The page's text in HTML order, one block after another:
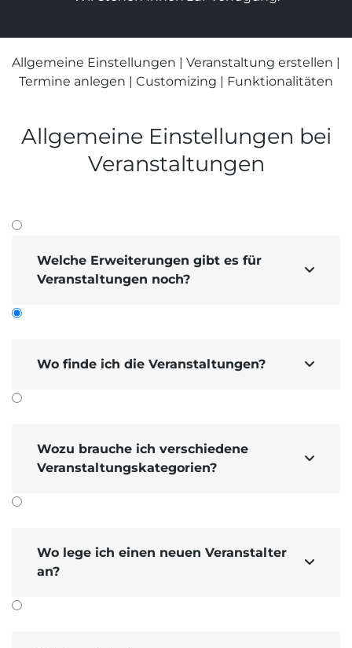
Allgemeine Einstellungen | Veranstaltung erstellen |
Termine anlegen | Customizing | Funktionalitäten
Allgemeine Einstellungen bei
Veranstaltungen
Welche Erweiterungen gibt es für
Veranstaltungen noch?

Wo finde ich die Veranstaltungen? 
Wozu brauche ich verschiedene
Veranstaltungskategorien?

Wo lege ich einen neuen Veranstalter
an?
